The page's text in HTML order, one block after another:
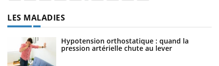
LES MALADIES
Hypotension orthostatique : quand la
pression artérielle chute au lever